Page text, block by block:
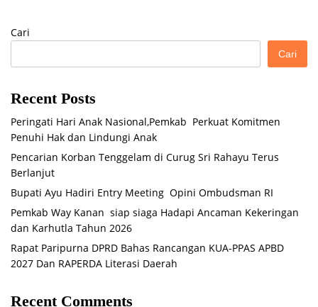
Cari
Cari
Recent Posts
Peringati Hari Anak Nasional,Pemkab Perkuat Komitmen
Penuhi Hak dan Lindungi Anak
Pencarian Korban Tenggelam di Curug Sri Rahayu Terus
Berlanjut
Bupati Ayu Hadiri Entry Meeting Opini Ombudsman RI
Pemkab Way Kanan siap siaga Hadapi Ancaman Kekeringan
dan Karhutla Tahun 2026
Rapat Paripurna DPRD Bahas Rancangan KUA-PPAS APBD
2027 Dan RAPERDA Literasi Daerah
Recent Comments